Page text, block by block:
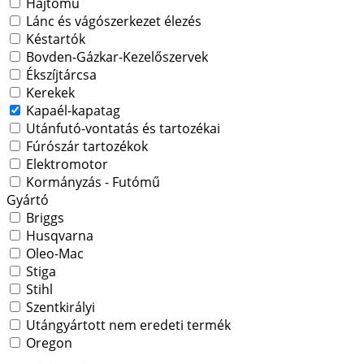
Hajtómű
Lánc és vágószerkezet élezés
Késtartók
Bovden-Gázkar-Kezelőszervek
Ékszíjtárcsa
Kerekek
Kapaél-kapatag
Utánfutó-vontatás és tartozékai
Fúrószár tartozékok
Elektromotor
Kormányzás - Futómű
Gyártó
Briggs
Husqvarna
Oleo-Mac
Stiga
Stihl
Szentkirályi
Utángyártott nem eredeti termék
Oregon